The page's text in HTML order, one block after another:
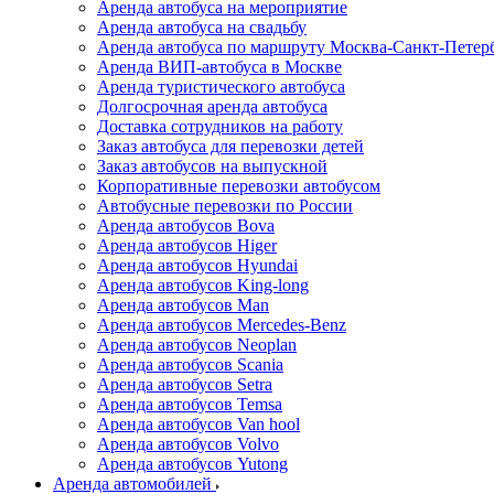
Аренда автобуса на мероприятие
Аренда автобуса на свадьбу
Аренда автобуса по маршруту Москва-Санкт-
Аренда ВИП-автобуса в Москве
Аренда туристического автобуса
Долгосрочная аренда автобуса
Доставка сотрудников на работу
Заказ автобуса для перевозки детей
Заказ автобусов на выпускной
Корпоративные перевозки автобусом
Автобусные перевозки по России
Аренда автобусов Bova
Аренда автобусов Higer
Аренда автобусов Hyundai
Аренда автобусов King-long
Аренда автобусов Man
Аренда автобусов Mercedes-Benz
Аренда автобусов Neoplan
Аренда автобусов Scania
Аренда автобусов Setra
Аренда автобусов Temsa
Аренда автобусов Van hool
Аренда автобусов Volvo
Аренда автобусов Yutong
Аренда автомобилей